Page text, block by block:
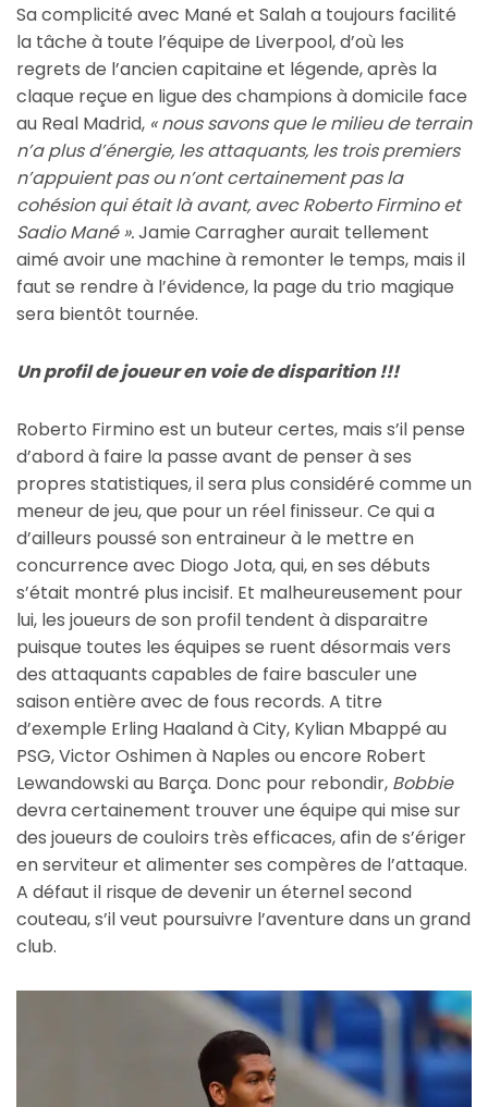
Sa complicité avec Mané et Salah a toujours facilité
la tâche à toute l’équipe de Liverpool, d’où les
regrets de l’ancien capitaine et légende, après la
claque reçue en ligue des champions à domicile face
au Real Madrid, « nous savons que le milieu de terrain
n’a plus d’énergie, les attaquants, les trois premiers
n’appuient pas ou n’ont certainement pas la
cohésion qui était là avant, avec Roberto Firmino et
Sadio Mané ».Jamie Carragher aurait tellement
aimé avoir une machine à remonter le temps, mais il
faut se rendre à l’évidence, la page du trio magique
sera bientôt tournée.
Un profil de joueur en voie de disparition !!!
Roberto Firmino est un buteur certes, mais s’il pense
d’abord à faire la passe avant de penser à ses
propres statistiques, il sera plus considéré comme un
meneur de jeu, que pour un réel finisseur. Ce qui a
d’ailleurs poussé son entraineur à le mettre en
concurrence avec Diogo Jota, qui, en ses débuts
s’était montré plus incisif. Et malheureusement pour
lui, les joueurs de son profil tendent à disparaitre
puisque toutes les équipes se ruent désormais vers
des attaquants capables de faire basculer une
saison entière avec de fous records. A titre
d’exemple Erling Haaland à City, Kylian Mbappé au
PSG, Victor Oshimen à Naples ou encore Robert
Lewandowski au Barça. Donc pour rebondir, Bobbie
devra certainement trouver une équipe qui mise sur
des joueurs de couloirs très efficaces, afin de s’ériger
en serviteur et alimenter ses compères de l’attaque.
A défaut il risque de devenir un éternel second
couteau, s’il veut poursuivre l’aventure dans un grand
club.